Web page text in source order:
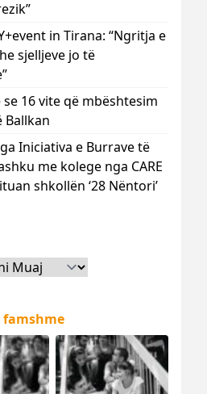
in Tirana: “Ngritja e
sjelljeve jo të
16 vite që mbështesim
Ballkan
Iniciativa e Burrave të
me kolege nga CARE
shkollën ‘28 Nëntori’